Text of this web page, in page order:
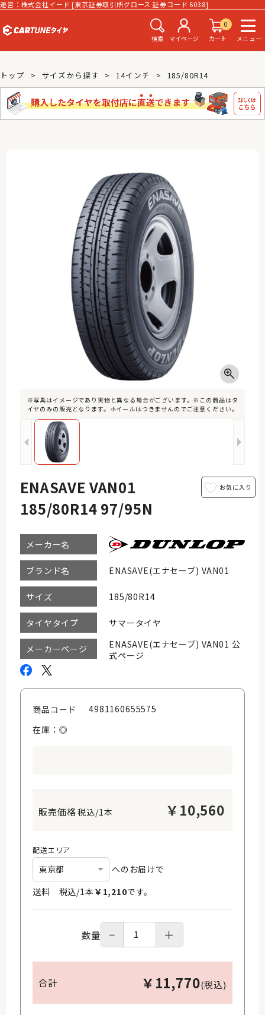
運営：株式会社イード [東京証券取引所グロース 証券コード 6038]
検索 マイページ
0
カート
メニュー
トップ サイズから探す 14インチ 185/80R14
※写真はイメージであり実物と異なる場合がございます。※この商品はタ
イヤのみの販売となります。ホイールはつきませんのでご注意ください。
ENASAVE VAN01
185/80R14 97/95N
メーカー名
ブランド名 ENASAVE(エナセーブ) VAN01
サイズ 185/80R14
タイヤタイプ サマータイヤ
メーカーページ
ENASAVE(エナセーブ) VAN01 公
式ページ
商品コード
4981160655575
在庫：◎
税込/1本 ￥ 10,560
配送エリア
へのお届けで
送料 税込/1本 ￥ 1,210です。
数量 − ＋
合計 ￥ 11,770(税込)